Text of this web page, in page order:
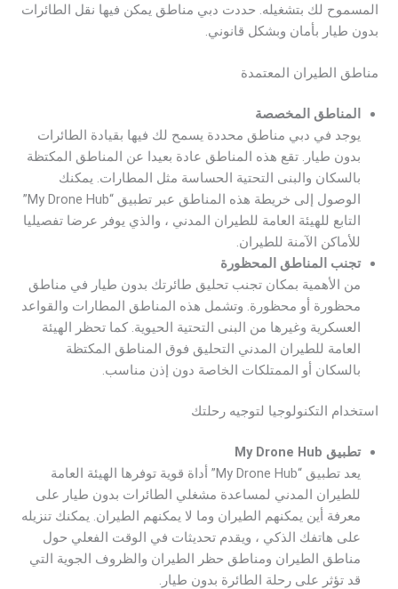
المسموح لك بتشغيله. حددت دبي مناطق يمكن فيها نقل الطائرات
بدون طيار بأمان وبشكل قانوني.
مناطق الطيران المعتمدة
المناطق المخصصة
يوجد في دبي مناطق محددة يسمح لك فيها بقيادة الطائرات
بدون طيار. تقع هذه المناطق عادة بعيدا عن المناطق المكتظة
بالسكان والبنى التحتية الحساسة مثل المطارات. يمكنك
الوصول إلى خريطة هذه المناطق عبر تطبيق “My Drone Hub”
التابع للهيئة العامة للطيران المدني ، والذي يوفر عرضا تفصيليا
للأماكن الآمنة للطيران.
تجنب المناطق المحظورة
من الأهمية بمكان تجنب تحليق طائرتك بدون طيار في مناطق
محظورة أو محظورة. وتشمل هذه المناطق المطارات والقواعد
العسكرية وغيرها من البنى التحتية الحيوية. كما تحظر الهيئة
العامة للطيران المدني التحليق فوق المناطق المكتظة
بالسكان أو الممتلكات الخاصة دون إذن مناسب.
استخدام التكنولوجيا لتوجيه رحلتك
تطبيق My Drone Hub
يعد تطبيق “My Drone Hub” أداة قوية توفرها الهيئة العامة
للطيران المدني لمساعدة مشغلي الطائرات بدون طيار على
معرفة أين يمكنهم الطيران وما لا يمكنهم الطيران. يمكنك تنزيله
على هاتفك الذكي ، ويقدم تحديثات في الوقت الفعلي حول
مناطق الطيران ومناطق حظر الطيران والظروف الجوية التي
قد تؤثر على رحلة الطائرة بدون طيار.